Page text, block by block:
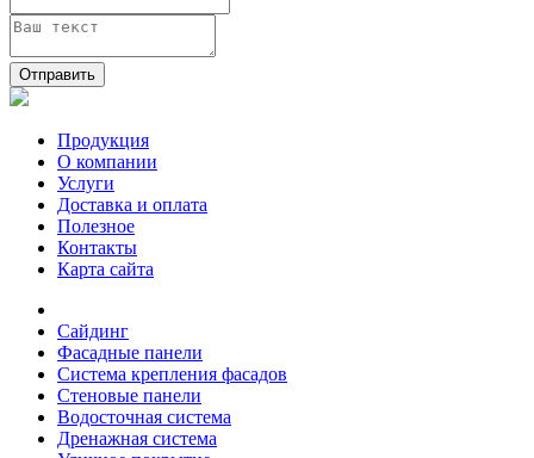
Отправить
Продукция
О компании
Услуги
Доставка и оплата
Полезное
Контакты
Карта сайта
Сайдинг
Фасадные панели
Система крепления фасадов
Стеновые панели
Водосточная система
Дренажная система